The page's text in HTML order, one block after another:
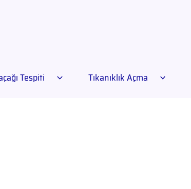
Tespiti Tıkanıklık Açma